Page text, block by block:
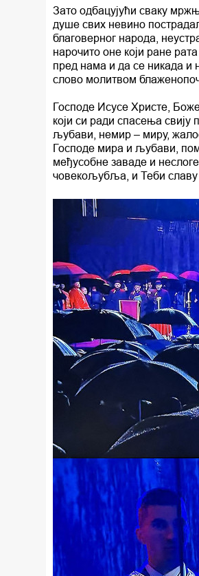
Зато одбацујући сваку
душе свих невино
благоверног народа,
нарочито оне који ране
пред нама и да се никада и
слово молитвом
Господе Исусе Христе,
који си ради спасења
љубави, немир – миру,
Господе мира и љубави,
међусобне заваде и
човекољубља, и Теби славу